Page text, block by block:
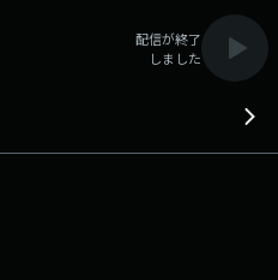
配信が終了
しました